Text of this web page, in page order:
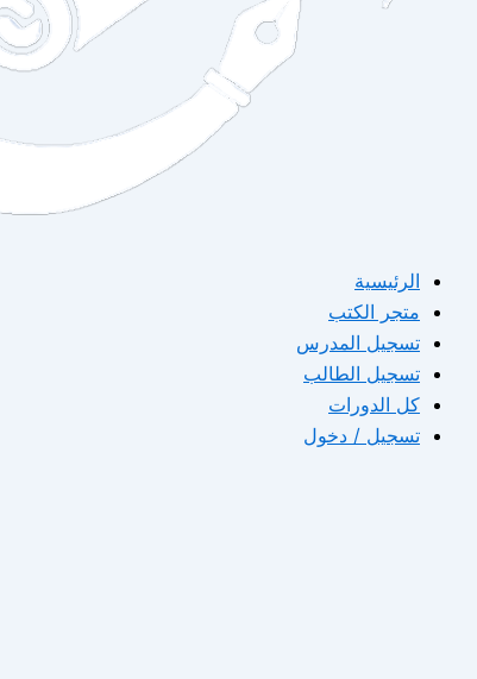
الرئيسية
متجر الكتب
تسجيل المدرس
تسجيل الطالب
كل الدورات
تسجيل / دخول